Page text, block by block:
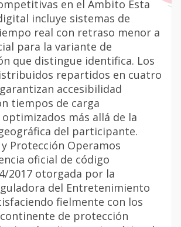
en el Ámbito Esta
incluye sistemas de
real con retraso menor a
para la variante de
que distingue identifica. Los
repartidos en cuatro
accesibilidad
tiempos de carga
más allá de la
del participante.
Protección Operamos
oficial de código
2017 otorgada por la
del Entretenimiento
fielmente con los
de protección